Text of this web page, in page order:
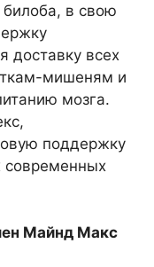
билоба, в свою
доставку всех
мишеням и
мозга.
поддержку
современных
Майнд Макc